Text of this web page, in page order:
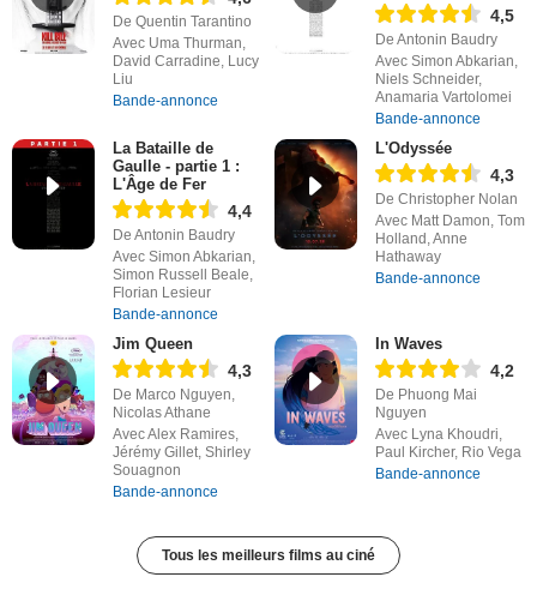
De Quentin Tarantino
Avec Uma Thurman,
David Carradine, Lucy
Liu
Bande-annonce
4,5
De Antonin Baudry
Avec Simon Abkarian,
Niels Schneider,
Anamaria Vartolomei
Bande-annonce
La Bataille de
Gaulle - partie 1 :
L'Âge de Fer
4,4
De Antonin Baudry
Avec Simon Abkarian,
Simon Russell Beale,
Florian Lesieur
Bande-annonce
L'Odyssée
4,3
De Christopher Nolan
Avec Matt Damon, Tom
Holland, Anne
Hathaway
Bande-annonce
Jim Queen
4,3
De Marco Nguyen,
Nicolas Athane
Avec Alex Ramires,
Jérémy Gillet, Shirley
Souagnon
Bande-annonce
In Waves
4,2
De Phuong Mai
Nguyen
Avec Lyna Khoudri,
Paul Kircher, Rio Vega
Bande-annonce
Tous les meilleurs films au ciné